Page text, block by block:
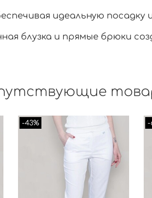
идеальную посадку
блузка и прямые брюки
-43% -